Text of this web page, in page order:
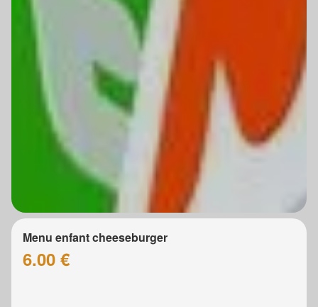
Menu enfant cheeseburger
6.00 €